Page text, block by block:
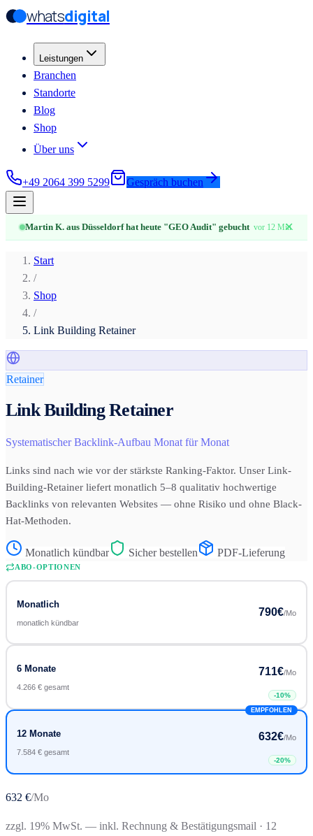
Zum Hauptinhalt springen
Zum Hauptinhalt springen
whatsdigital
Leistungen
Branchen
Standorte
Blog
Shop
Über uns
+49 2064 399 5299 Gespräch buchen
Martin K. aus Düsseldorf hat heute "GEO Audit" gebucht vor 12 Min.
✕
Start
/
Shop
/
Link Building Retainer
Retainer
Link Building Retainer
Systematischer Backlink-Aufbau Monat für Monat
Links sind nach wie vor der stärkste Ranking-Faktor. Unser Link-
Building-Retainer liefert monatlich 5–8 qualitativ hochwertige
Backlinks von relevanten Websites — ohne Risiko und ohne Black-
Hat-Methoden.
Monatlich kündbar Sicher bestellen PDF-Lieferung
ABO-OPTIONEN
Monatlich
monatlich kündbar
790€/Mo
6 Monate
4.266 € gesamt
711€/Mo
-10%
EMPFOHLEN
12 Monate
7.584 € gesamt
632€/Mo
-20%
632 €/Mo
zzgl. 19% MwSt. — inkl. Rechnung & Bestätigungsmail · 12